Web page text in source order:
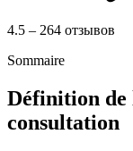
4.5 – 264 отзывов
Sommaire
Définition de
consultation